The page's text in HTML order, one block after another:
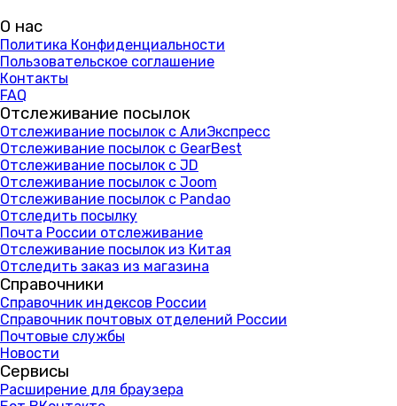
О нас
Политика Конфиденциальности
Пользовательское соглашение
Контакты
FAQ
Отслеживание посылок
Отслеживание посылок с АлиЭкспресс
Отслеживание посылок с GearBest
Отслеживание посылок с JD
Отслеживание посылок с Joom
Отслеживание посылок с Pandao
Отследить посылку
Почта России отслеживание
Отслеживание посылок из Китая
Отследить заказ из магазина
Справочники
Справочник индексов России
Справочник почтовых отделений России
Почтовые службы
Новости
Сервисы
Расширение для браузера